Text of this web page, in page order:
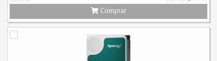
Comprar